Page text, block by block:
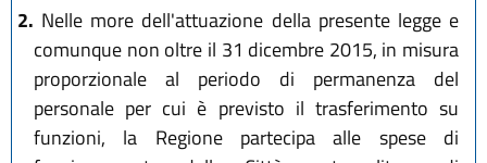
2. Nelle more dell'attuazione della presente legge e
comunque non oltre il 31 dicembre 2015, in misura
proporzionale al periodo di permanenza del
personale per cui è previsto il trasferimento su
funzioni, la Regione partecipa alle spese di